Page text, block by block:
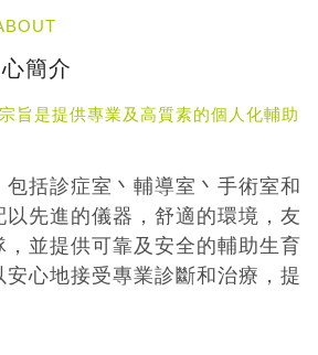
簡介
旨是提供專業及高質素的個人化輔助
括診症室丶輔導室丶手術室和
以先進的儀器，舒適的環境，友
並提供可靠及安全的輔助生育
安心地接受專業診斷和治療，提